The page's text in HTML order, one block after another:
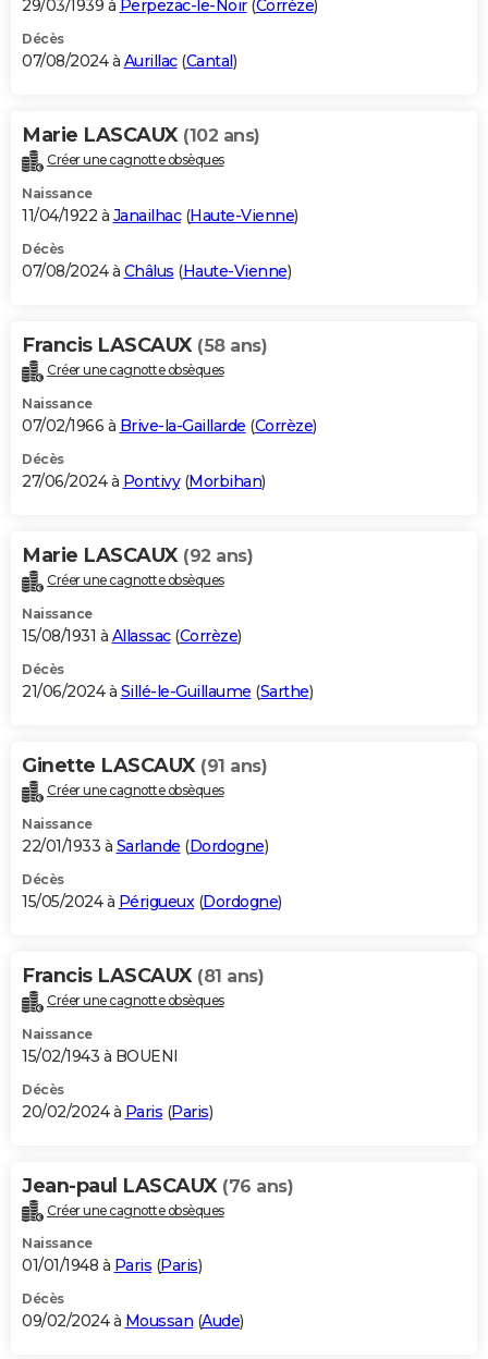
29/03/1939 à Perpezac-le-Noir(Corrèze)
Décès
07/08/2024 à Aurillac(Cantal)
Marie LASCAUX (102 ans)
Créer une cagnotte obsèques
Naissance
11/04/1922 à Janailhac(Haute-Vienne)
Décès
07/08/2024 à Châlus (Haute-Vienne)
Francis LASCAUX (58 ans)
Créer une cagnotte obsèques
Naissance
07/02/1966 à Brive-la-Gaillarde (Corrèze)
Décès
27/06/2024 à Pontivy(Morbihan)
Marie LASCAUX (92 ans)
Créer une cagnotte obsèques
Naissance
15/08/1931 à Allassac(Corrèze)
Décès
21/06/2024 à Sillé-le-Guillaume (Sarthe)
Ginette LASCAUX (91 ans)
Créer une cagnotte obsèques
Naissance
22/01/1933 à Sarlande (Dordogne)
Décès
15/05/2024 à Périgueux(Dordogne)
Francis LASCAUX (81 ans)
Créer une cagnotte obsèques
Naissance
15/02/1943 à BOUENI
Décès
20/02/2024 à Paris (Paris)
Jean-paul LASCAUX (76 ans)
Créer une cagnotte obsèques
Naissance
01/01/1948 à Paris (Paris)
Décès
09/02/2024 à Moussan (Aude)